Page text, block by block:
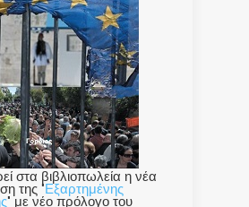
στα βιβλιοπωλεία η νέα
της "Εξαρτημένης
" με νέο πρόλογο του